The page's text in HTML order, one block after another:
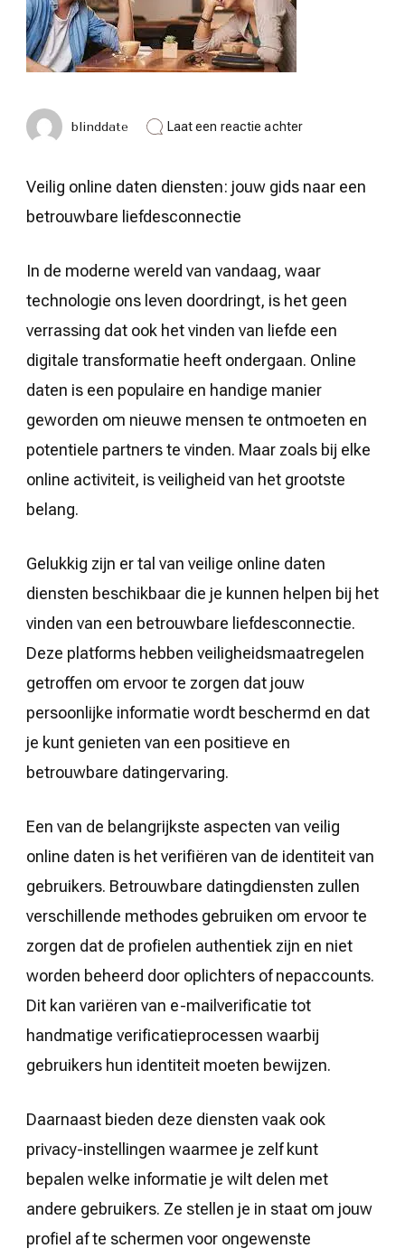
blinddate Laat een reactie achterop
diensten:
betrouwbare
Veilig online daten diensten: jouw gids naar een
betrouwbare liefdesconnectie
In de moderne wereld van vandaag, waar
technologie ons leven doordringt, is het geen
verrassing dat ook het vinden van liefde een
digitale transformatie heeft ondergaan. Online
daten is een populaire en handige manier
geworden om nieuwe mensen te ontmoeten en
potentiele partners te vinden. Maar zoals bij elke
online activiteit, is veiligheid van het grootste
belang.
Gelukkig zijn er tal van veilige online daten
diensten beschikbaar die je kunnen helpen bij het
vinden van een betrouwbare liefdesconnectie.
Deze platforms hebben veiligheidsmaatregelen
getroffen om ervoor te zorgen dat jouw
persoonlijke informatie wordt beschermd en dat
je kunt genieten van een positieve en
betrouwbare datingervaring.
Een van de belangrijkste aspecten van veilig
online daten is het verifiëren van de identiteit van
gebruikers. Betrouwbare datingdiensten zullen
verschillende methodes gebruiken om ervoor te
zorgen dat de profielen authentiek zijn en niet
worden beheerd door oplichters of nepaccounts.
Dit kan variëren van e-mailverificatie tot
handmatige verificatieprocessen waarbij
gebruikers hun identiteit moeten bewijzen.
Daarnaast bieden deze diensten vaak ook
privacy-instellingen waarmee je zelf kunt
bepalen welke informatie je wilt delen met
andere gebruikers. Ze stellen je in staat om jouw
profiel af te schermen voor ongewenste